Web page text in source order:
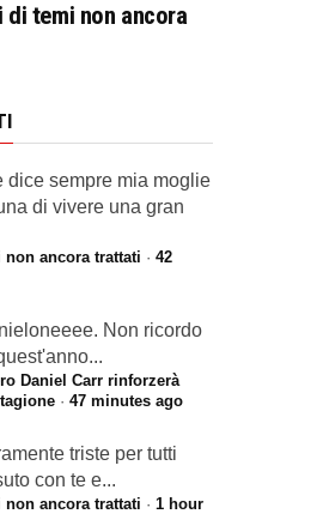
temi non ancora
dice sempre mia moglie
di vivere una gran
ancora trattati · 42
Non ricordo
Daniel Carr rinforzerà
· 47 minutes ago
triste per tutti
con te e...
ancora trattati · 1 hour